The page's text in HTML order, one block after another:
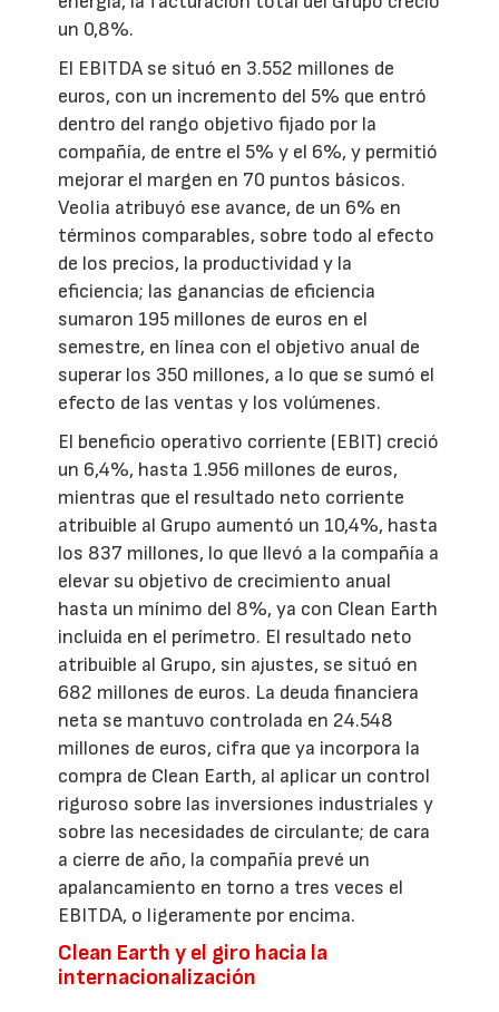
un 0,8%.
El EBITDA se situó en 3.552 millones de
euros, con un incremento del 5% que entró
dentro del rango objetivo fijado por la
compañía, de entre el 5% y el 6%, y permitió
mejorar el margen en 70 puntos básicos.
Veolia atribuyó ese avance, de un 6% en
términos comparables, sobre todo al efecto
de los precios, la productividad y la
eficiencia; las ganancias de eficiencia
sumaron 195 millones de euros en el
semestre, en línea con el objetivo anual de
superar los 350 millones, a lo que se sumó el
efecto de las ventas y los volúmenes.
El beneficio operativo corriente (EBIT) creció
un 6,4%, hasta 1.956 millones de euros,
mientras que el resultado neto corriente
atribuible al Grupo aumentó un 10,4%, hasta
los 837 millones, lo que llevó a la compañía a
elevar su objetivo de crecimiento anual
hasta un mínimo del 8%, ya con Clean Earth
incluida en el perímetro. El resultado neto
atribuible al Grupo, sin ajustes, se situó en
682 millones de euros. La deuda financiera
neta se mantuvo controlada en 24.548
millones de euros, cifra que ya incorpora la
compra de Clean Earth, al aplicar un control
riguroso sobre las inversiones industriales y
sobre las necesidades de circulante; de cara
a cierre de año, la compañía prevé un
apalancamiento en torno a tres veces el
EBITDA, o ligeramente por encima.
Clean Earth y el giro hacia la
internacionalización